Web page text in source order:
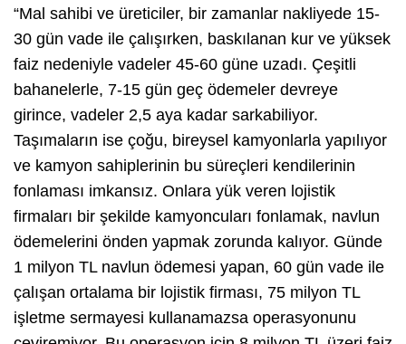
“Mal sahibi ve üreticiler, bir zamanlar nakliyede 15-
30 gün vade ile çalışırken, baskılanan kur ve yüksek
faiz nedeniyle vadeler 45-60 güne uzadı. Çeşitli
bahanelerle, 7-15 gün geç ödemeler devreye
girince, vadeler 2,5 aya kadar sarkabiliyor.
Taşımaların ise çoğu, bireysel kamyonlarla yapılıyor
ve kamyon sahiplerinin bu süreçleri kendilerinin
fonlaması imkansız. Onlara yük veren lojistik
firmaları bir şekilde kamyoncuları fonlamak, navlun
ödemelerini önden yapmak zorunda kalıyor. Günde
1 milyon TL navlun ödemesi yapan, 60 gün vade ile
çalışan ortalama bir lojistik firması, 75 milyon TL
işletme sermayesi kullanamazsa operasyonunu